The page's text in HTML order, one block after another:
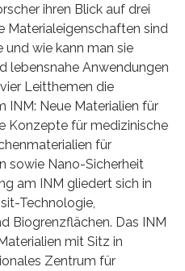
ihren Blick auf drei
Materialeigenschaften sind
und wie kann man sie
lebensnahe Anwendungen
Leitthemen die
INM: Neue Materialien für
Konzepte für medizinische
für
sowie Nano-Sicherheit
am INM gliedert sich in
Technologie,
Biogrenzflächen. Das INM
mit Sitz in
Zentrum für